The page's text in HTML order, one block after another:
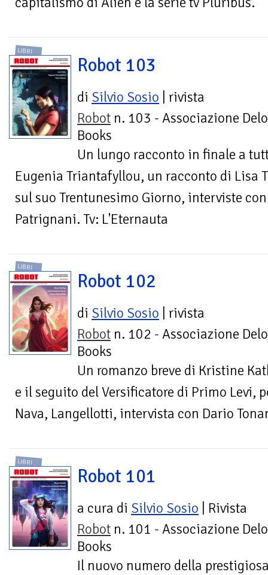
LIBRI
Robot 103
di Silvio Sosio | rivista
Robot n. 103 - Associazione
Books
Un lungo racconto in finale a
Eugenia Triantafyllou, un racconto di Lisa
sul suo Trentunesimo Giorno, interviste
Patrignani. Tv: L'Eternauta
LIBRI
Robot 102
di Silvio Sosio | rivista
Robot n. 102 - Associazione
Books
Un romanzo breve di Kristine
e il seguito del Versificatore di Primo Levi,
Nava, Langellotti, intervista con Dario
LIBRI
Robot 101
a cura di Silvio Sosio | Rivista
Robot n. 101 - Associazione
Books
Il nuovo numero della